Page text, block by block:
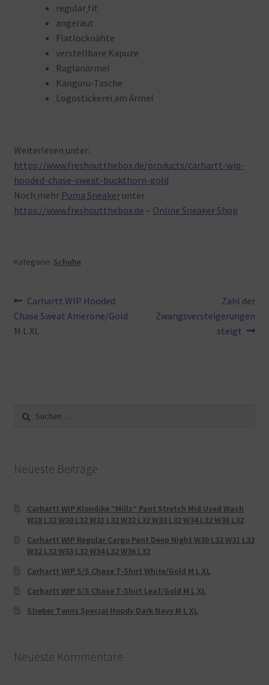
regular fit
angeraut
Flatlocknähte
verstellbare Kapuze
Raglanärmel
Känguru-Tasche
Logostickerei am Ärmel
Weiterlesen unter:
https://www.freshoutthebox.de/products/carhartt-wip-
hooded-chase-sweat-buckthorn-gold
Noch mehr Puma Sneakerunter
https://www.freshoutthebox.de – Online Sneaker Shop
Kategorie: Schuhe
Beitragsnavigation
Vorheriger
Beitrag:
Carhartt WIP Hooded
Chase Sweat Amerone/Gold
M L XL
Nächster
Beitrag:
Zahl der
Zwangsversteigerungen
steigt
Suche
nach:
Neueste Beiträge
Carhartt WIP Klondike “Mills“ Pant Stretch Mid Used Wash
W28 L32 W30 L32 W31 L32 W32 L32 W33 L32 W34 L32 W36 L32
Carhartt WIP Regular Cargo Pant Deep Night W30 L32 W31 L32
W32 L32 W33 L32 W34 L32 W36 L32
Carhartt WIP S/S Chase T-Shirt White/Gold M L XL
Carhartt WIP S/S Chase T-Shirt Leaf/Gold M L XL
Stieber Twins Special Hoody Dark Navy M L XL
Neueste Kommentare